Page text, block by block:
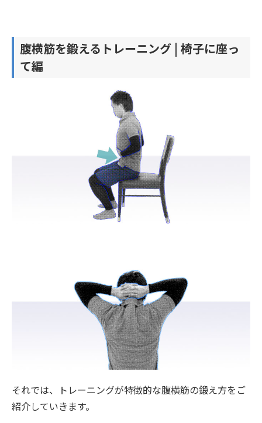
腹横筋を鍛えるトレーニング | 椅子に座っ
て編
それでは、トレーニングが特徴的な腹横筋の鍛え方をご
紹介していきます。